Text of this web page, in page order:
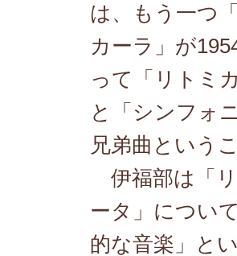
は、もう一つ
カーラ」が
って「リトミ
と「シンフォ
兄弟曲という
伊福部は「
ータ」につい
的な音楽」と